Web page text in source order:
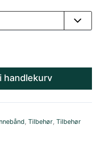
handlekurv
, Tilbehør, Tilbehør